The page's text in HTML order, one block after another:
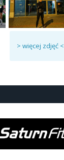
> więcej zdjęć <